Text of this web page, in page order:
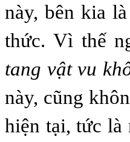
này, bên kia
thức. Vì thế
tang vật vu
này, cũng
hiện tại, tức là